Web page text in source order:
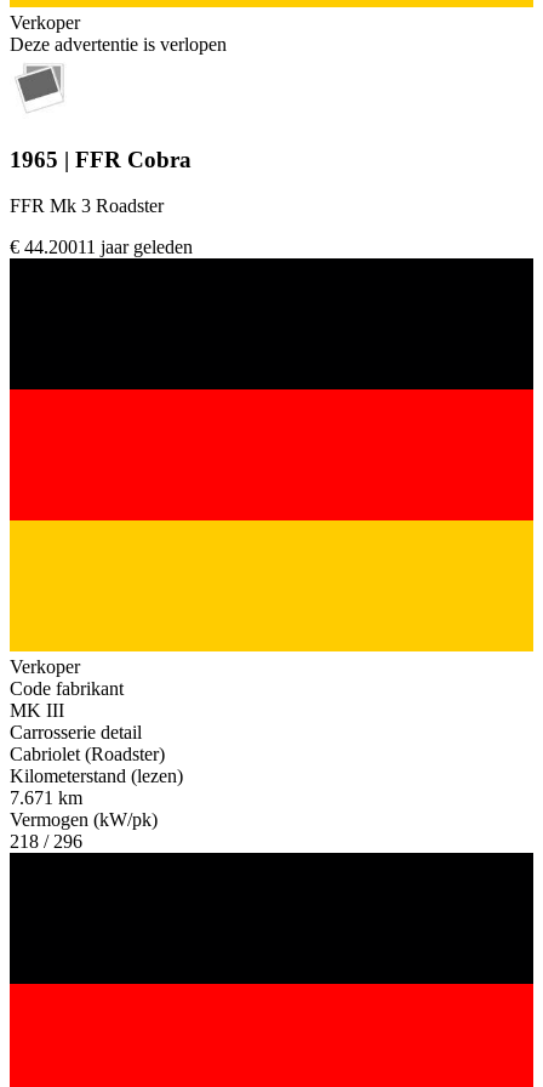
Verkoper
Deze advertentie is verlopen
1965 | FFR Cobra
FFR Mk 3 Roadster
€ 44.20011 jaar geleden
Verkoper
Code fabrikant
MK III
Carrosserie detail
Cabriolet (Roadster)
Kilometerstand (lezen)
7.671 km
Vermogen (kW/pk)
218 / 296